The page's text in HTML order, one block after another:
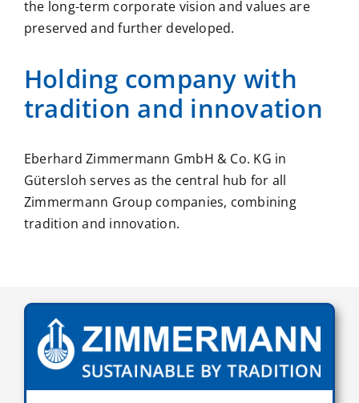
the long-term corporate vision and values are
preserved and further developed.
Holding company with
tradition and innovation
Eberhard Zimmermann GmbH & Co. KG in
Gütersloh serves as the central hub for all
Zimmermann Group companies, combining
tradition and innovation.